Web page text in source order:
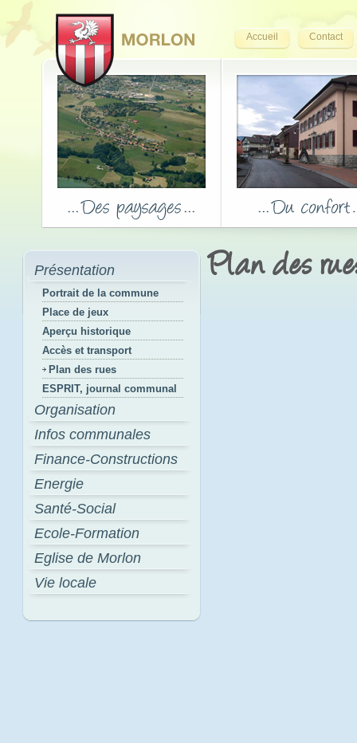
Accueil Contact
Présentation
Portrait de la commune
Place de jeux
Aperçu historique
Accès et transport
Plan des rues
ESPRIT, journal communal
Organisation
Infos communales
Finance-Constructions
Energie
Santé-Social
Ecole-Formation
Eglise de Morlon
Vie locale
Plan des